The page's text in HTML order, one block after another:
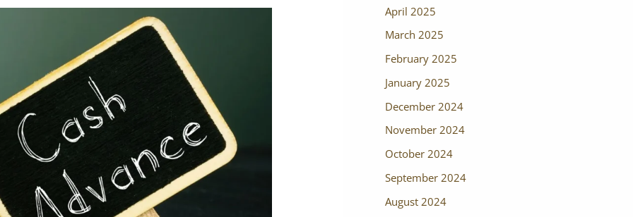
April 2025
March 2025
February 2025
January 2025
December 2024
November 2024
October 2024
September 2024
August 2024